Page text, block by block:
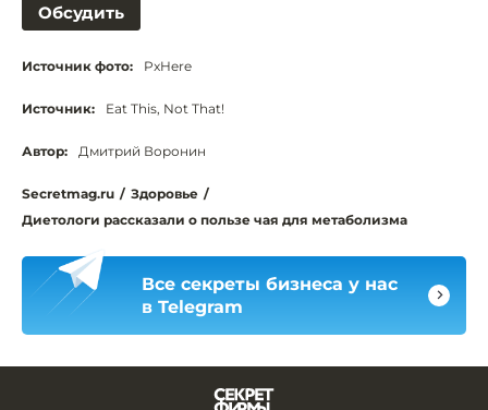
Обсудить
Источник фото: PxHere
Источник: Eat This, Not That!
Автор: Дмитрий Воронин
Secretmag.ru / Здоровье /
Диетологи рассказали о пользе чая для метаболизма
Все секреты бизнеса у нас
в Telegram